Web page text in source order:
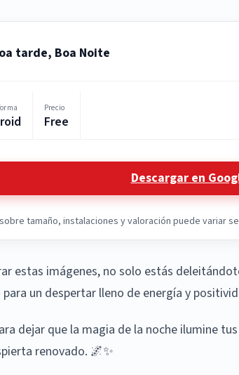
tarde, Boa Noite
Precio
Free
Descargar en
tamaño, instalaciones y valoración puede variar
estas imágenes, no solo estás
un despertar lleno de energía y
dejar que la magia de la noche ilumine
renovado. 🌌✨